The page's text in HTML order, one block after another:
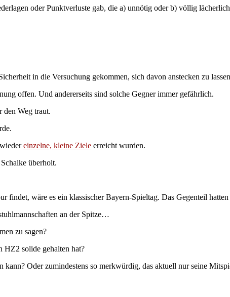
oder Punktverluste gab, die a) unnötig oder b) völlig
in die Versuchung gekommen, sich davon anstecken zu
offen. Und andererseits sind solche Gegner immer gefährlich.
den Weg traut.
einzelne, kleine Ziele erreicht wurden.
überholt.
findet, wäre es ein klassischer Bayern-Spieltag. Das Gegenteil
an der Spitze…
zu sagen?
HZ2 solide gehalten hat?
Oder zumindestens so merkwürdig, das aktuell nur seine